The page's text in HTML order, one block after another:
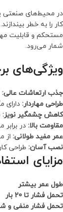
در محیط‌های صنعتی
کار را به خطر بیندازند.
مستحکم و قابلیت
شمار می‌رود.
ویژگی‌های
جذب ارتعاشات عالی:
طراحی مهاردار: دارای
کاهش چشمگیر نویز:
مقاومت بالا: در
عمر مفید طولانی: از
نصب آسان: طراحی
مزایای
طول عمر بیشتر
تحمل فشار تا 20 بار
تحمل فشار منفی و